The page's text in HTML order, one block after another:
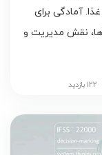
آمادگی برای
Version 7 از هم‌اکنون و با بازنگری عملی PRPها، نقش مدیریت و